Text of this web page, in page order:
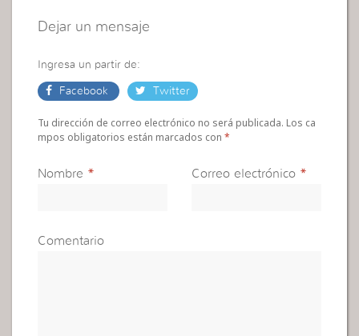
Dejar un mensaje
Ingresa un partir de:
Facebook Twitter
Tu dirección de correo electrónico no será publicada. Los ca
mpos obligatorios están marcados con*
Nombre * Correo electrónico *
Comentario